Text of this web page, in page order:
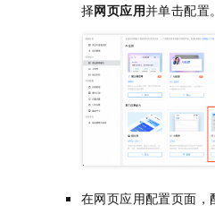
择网页应用并单击配置。
在网页应用配置页面，